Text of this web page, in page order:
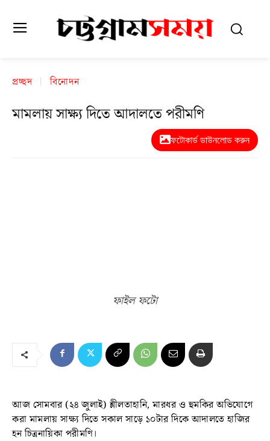
প্রচ্ছদ বিনোদন
মামলায় সাক্ষ্য দিতে আদালতে পরীমণি
ফটোকার্ড ডাউনলোড করুন
ফাইল ফটো
আজ সোমবার (২৪ জুলাই) শ্লীলতাহানি, মারধর ও হুমকির অভিযোগে
করা মামলায় সাক্ষ্য দিতে সকাল সাড়ে ১০টার দিকে আদালতে হাজির
হন চিত্রনায়িকা পরীমণি।